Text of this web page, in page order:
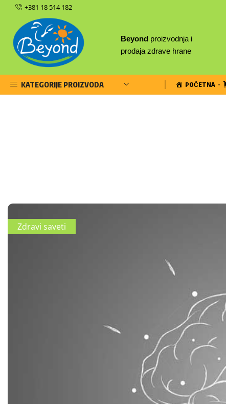
+381 18 514 182
Beyond proizvodnja i
prodaja zdrave hrane
KATEGORIJE PROIZVODA POČETNA
Zdravi saveti